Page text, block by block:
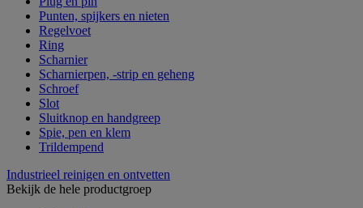
Punten, spijkers en nieten
Regelvoet
Ring
Scharnier
Scharnierpen, -strip en geheng
Schroef
Slot
Sluitknop en handgreep
Spie, pen en klem
Trildempend
Industrieel reinigen en ontvetten
Bekijk de hele productgroep